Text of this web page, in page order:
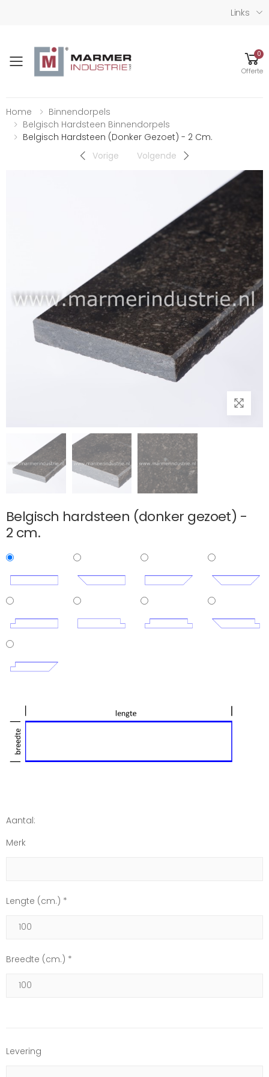
Links
Toggle mobile menu
0
Offerte
Home
Binnendorpels
Belgisch Hardsteen Binnendorpels
Belgisch Hardsteen (donker Gezoet) - 2 Cm.
Vorige
Volgende
Belgisch hardsteen (donker gezoet) -
2 cm.
Aantal:
Merk
Lengte (cm.) *
Breedte (cm.) *
Levering